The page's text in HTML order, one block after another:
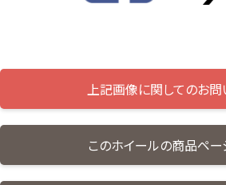
上記画像に関してのお
このホイールの商品ペ